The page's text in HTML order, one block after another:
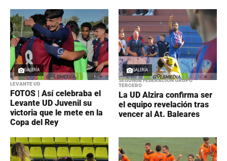
GALERÍA
LEVANTE UD
FOTOS | Así celebraba el
Levante UD Juvenil su
victoria que le mete en la
Copa del Rey
GALERÍA
SEGUNDA FEDERACIÓN GRUPO
TERCERO
La UD Alzira confirma ser
el equipo revelación tras
vencer al At. Baleares